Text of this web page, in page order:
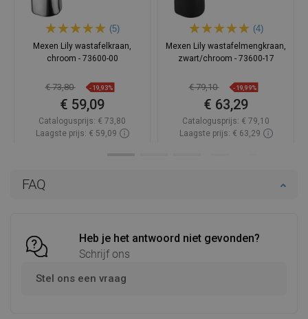
FAQ
Heb je het antwoord niet gevonden?
Schrijf ons
Stel ons een vraag
(5)
Mexen Lily wastafelkraan,
chroom - 73600-00
€ 73,80 -19,93%
€ 59,09
Catalogusprijs: € 73,80
Laagste prijs: € 59,09
(4)
Mexen Lily wastafelmengkraan,
zwart/chroom - 73600-17
€ 79,10 -19,99%
€ 63,29
Catalogusprijs: € 79,10
Laagste prijs: € 63,29